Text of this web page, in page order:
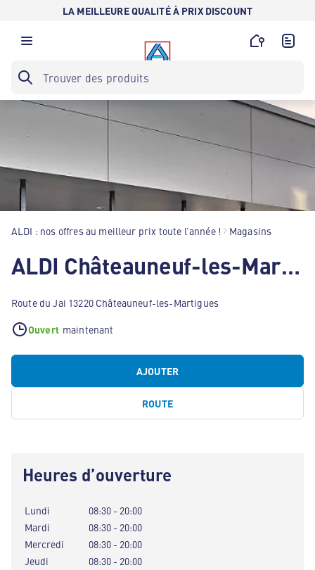
LA MEILLEURE QUALITÉ À PRIX DISCOUNT
ALDI : nos offres au meilleur prix toute l’année ! Magasins
ALDI Châteauneuf-les-Martigues
Route du Jai 13220 Châteauneuf-les-Martigues
Ouvert maintenant
AJOUTER
ROUTE
Heures d’ouverture
Lundi
08:30 - 20:00
Mardi
08:30 - 20:00
Mercredi
08:30 - 20:00
Jeudi
08:30 - 20:00